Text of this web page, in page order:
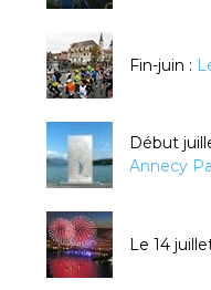
Fin-juin :
Début
Annecy
Le 14